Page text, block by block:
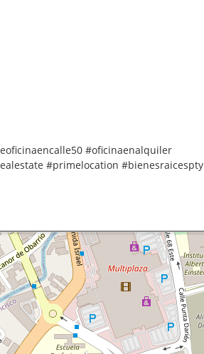
#oficinaenalquiler
#primelocation #bienesraicespty